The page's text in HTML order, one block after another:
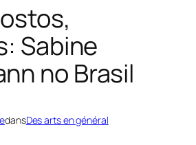
Sabine
no Brasil
dansDes arts en général